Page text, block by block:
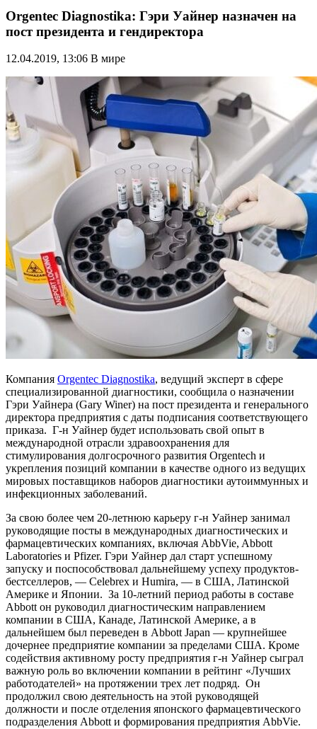
Orgentec Diagnostika: Гэри Уайнер назначен на
пост президента и гендиректора
12.04.2019, 13:06 В мире
Компания Orgentec Diagnostika, ведущий эксперт в сфере
специализированной диагностики, сообщила о назначении
Гэри Уайнера (Gary Winer) на пост президента и генерального
директора предприятия с даты подписания соответствующего
приказа. Г-н Уайнер будет использовать свой опыт в
международной отрасли здравоохранения для
стимулирования долгосрочного развития Orgentech и
укрепления позиций компании в качестве одного из ведущих
мировых поставщиков наборов диагностики аутоиммунных и
инфекционных заболеваний.
За свою более чем 20-летнюю карьеру г-н Уайнер занимал
руководящие посты в международных диагностических и
фармацевтических компаниях, включая AbbVie, Abbott
Laboratories и Pfizer. Гэри Уайнер дал старт успешному
запуску и поспособствовал дальнейшему успеху продуктов-
бестселлеров, — Celebrex и Humira, — в США, Латинской
Америке и Японии. За 10-летний период работы в составе
Abbott он руководил диагностическим направлением
компании в США, Канаде, Латинской Америке, а в
дальнейшем был переведен в Abbott Japan — крупнейшее
дочернее предприятие компании за пределами США. Кроме
содействия активному росту предприятия г-н Уайнер сыграл
важную роль во включении компании в рейтинг «Лучших
работодателей» на протяжении трех лет подряд. Он
продолжил свою деятельность на этой руководящей
должности и после отделения японского фармацевтического
подразделения Abbott и формирования предприятия AbbVie.